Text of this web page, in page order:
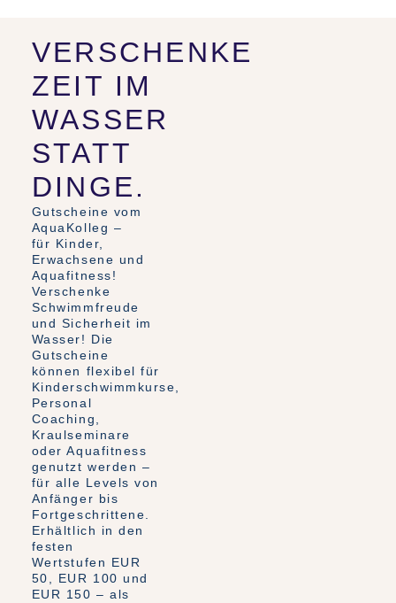
VERSCHENKE
ZEIT IM
WASSER
STATT
DINGE.
Gutscheine vom
AquaKolleg –
für Kinder,
Erwachsene und
Aquafitness!
Verschenke
Schwimmfreude
und Sicherheit im
Wasser! Die
Gutscheine
können flexibel für
Kinderschwimmkurse,
Personal
Coaching,
Kraulseminare
oder Aquafitness
genutzt werden –
für alle Levels von
Anfänger bis
Fortgeschrittene.
Erhältlich in den
festen
Wertstufen EUR
50, EUR 100 und
EUR 150 – als